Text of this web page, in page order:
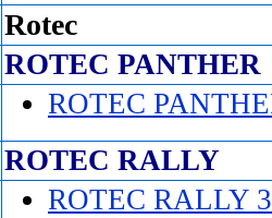
Rotec
ROTEC PANTHER
ROTEC
ROTEC RALLY
ROTEC RALLY